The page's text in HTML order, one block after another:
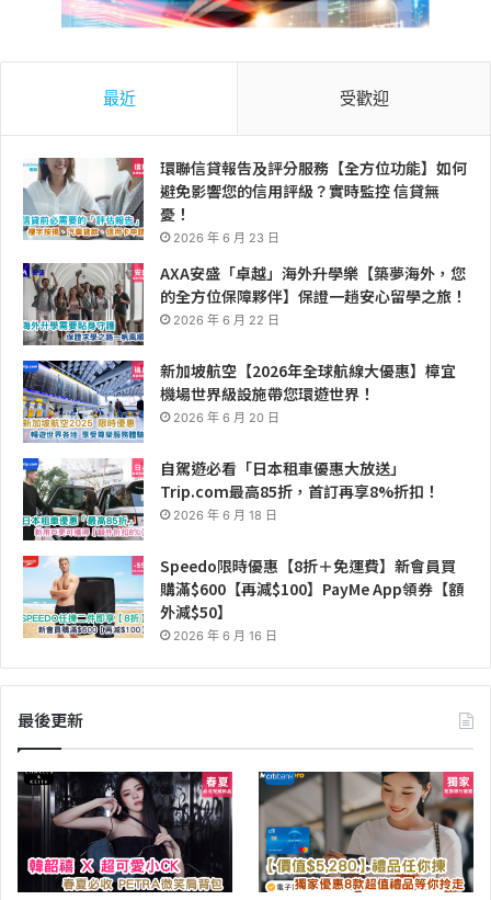
最近 受歡迎
環聯信貸報告及評分服務【全方位功能】如何
避免影響您的信用評級？實時監控 信貸無
憂！
2026 年 6 月 23 日
AXA安盛「卓越」海外升學樂【築夢海外，您
的全方位保障夥伴】保證一趟安心留學之旅！
2026 年 6 月 22 日
新加坡航空【2026年全球航線大優惠】樟宜
機場世界級設施帶您環遊世界！
2026 年 6 月 20 日
自駕遊必看「日本租車優惠大放送」
Trip.com最高85折，首訂再享8%折扣！
2026 年 6 月 18 日
Speedo限時優惠【8折＋免運費】新會員買
購滿$600【再減$100】PayMe App領券【額
外減$50】
2026 年 6 月 16 日
最後更新